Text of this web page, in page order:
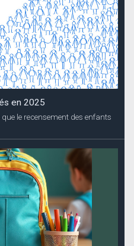
en 2025
le recensement des enfants